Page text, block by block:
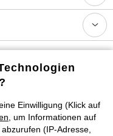
auf
und zzgl.Service- &
Einwilligung (Klick auf
, um Informationen auf
(IP-Adresse,